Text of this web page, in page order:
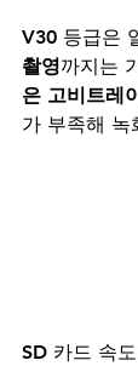
V30 등급은
촬영까지는
은 고비트레
가 부족해 녹
SD 카드 속